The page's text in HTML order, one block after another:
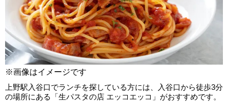
※画像はイメージです
上野駅入谷口でランチを探している方には、入谷口から徒歩3分
の場所にある「生パスタの店 エッコエッコ」がおすすめです。